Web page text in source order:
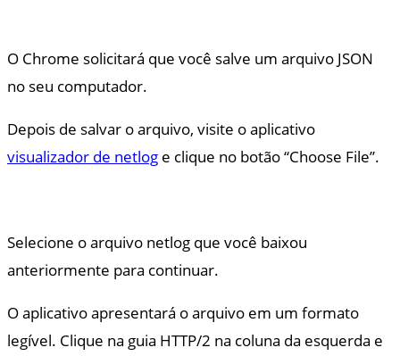
O Chrome solicitará que você salve um arquivo JSON
no seu computador.
Depois de salvar o arquivo, visite o aplicativo
visualizador de netlog e clique no botão “Choose File”.
Selecione o arquivo netlog que você baixou
anteriormente para continuar.
O aplicativo apresentará o arquivo em um formato
legível. Clique na guia HTTP/2 na coluna da esquerda e